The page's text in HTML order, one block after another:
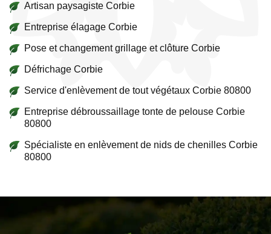
Artisan paysagiste Corbie
Entreprise élagage Corbie
Pose et changement grillage et clôture Corbie
Défrichage Corbie
Service d'enlèvement de tout végétaux Corbie 80800
Entreprise débroussaillage tonte de pelouse Corbie
80800
Spécialiste en enlèvement de nids de chenilles Corbie
80800